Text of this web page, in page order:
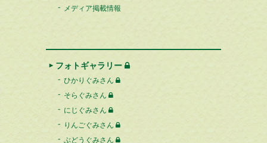
メディア掲載情報
フォトギャラリー
ひかりぐみさん
そらぐみさん
にじぐみさん
りんごぐみさん
ぶどうぐみさん